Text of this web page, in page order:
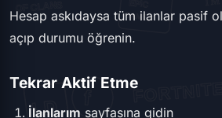
Hesap askıdaysa tüm ilanlar pasif
açıp durumu öğrenin.
Tekrar Aktif Etme
İlanlarım sayfasına gidin